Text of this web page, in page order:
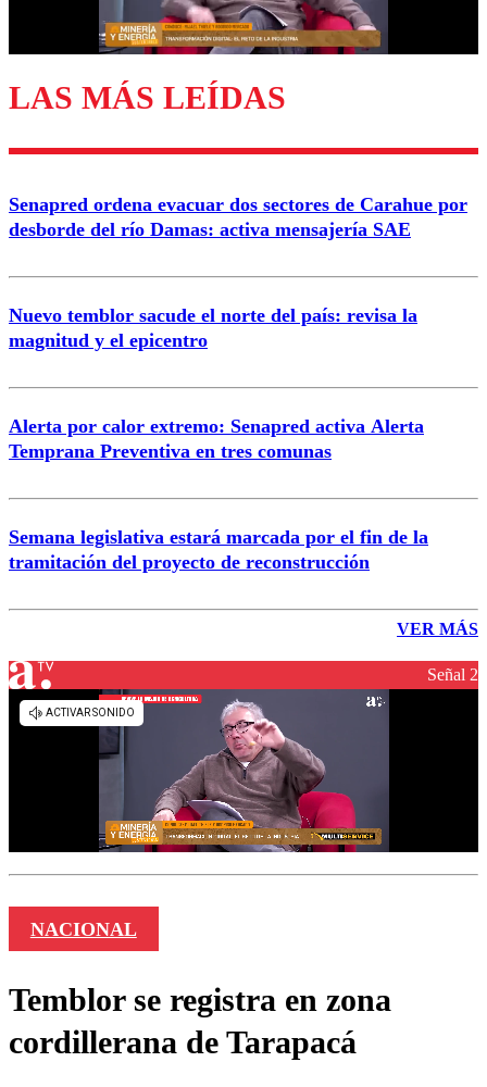
Enviar comentario
LAS MÁS LEÍDAS
Senapred ordena evacuar dos sectores de Carahue por
desborde del río Damas: activa mensajería SAE
Nuevo temblor sacude el norte del país: revisa la
magnitud y el epicentro
Alerta por calor extremo: Senapred activa Alerta
Temprana Preventiva en tres comunas
Semana legislativa estará marcada por el fin de la
tramitación del proyecto de reconstrucción
VER MÁS
Señal 2
NACIONAL
Temblor se registra en zona
cordillerana de Tarapacá